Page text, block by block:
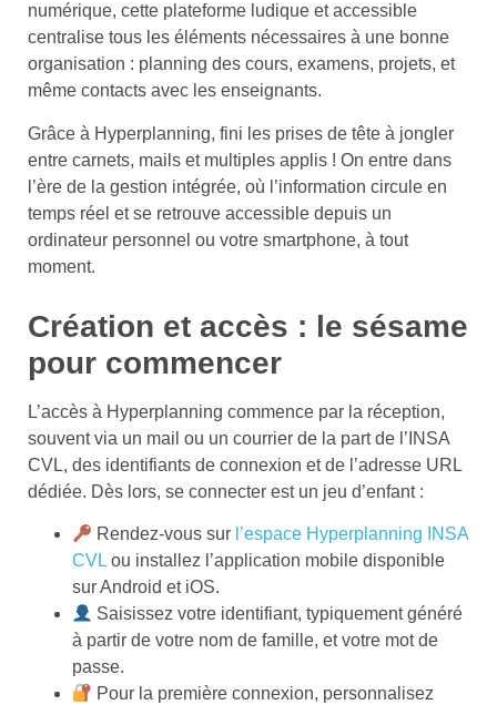
numérique, cette plateforme ludique et accessible
centralise tous les éléments nécessaires à une bonne
organisation : planning des cours, examens, projets, et
même contacts avec les enseignants.
Grâce à Hyperplanning, fini les prises de tête à jongler
entre carnets, mails et multiples applis ! On entre dans
l’ère de la gestion intégrée, où l’information circule en
temps réel et se retrouve accessible depuis un
ordinateur personnel ou votre smartphone, à tout
moment.
Création et accès : le sésame
pour commencer
L’accès à Hyperplanning commence par la réception,
souvent via un mail ou un courrier de la part de l’INSA
CVL, des identifiants de connexion et de l’adresse URL
dédiée. Dès lors, se connecter est un jeu d’enfant :
Rendez-vous sur l’espace Hyperplanning INSA
CVL ou installez l’application mobile disponible
sur Android et iOS.
Saisissez votre identifiant, typiquement généré
à partir de votre nom de famille, et votre mot de
passe.
Pour la première connexion, personnalisez